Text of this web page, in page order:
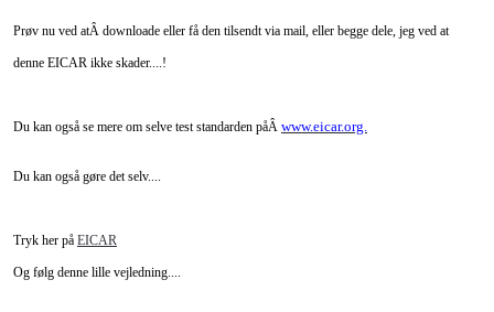
Prøv nu ved atÂ downloade eller få den tilsendt via mail, eller begge dele, jeg ved at
denne EICAR ikke skader....!
Du kan også se mere om selve test standarden påÂ www.eicar.org.
Du kan også gøre det selv....
Tryk her på EICAR
Og følg denne lille vejledning....